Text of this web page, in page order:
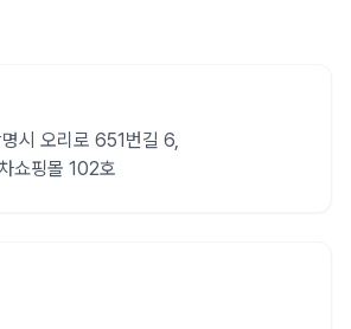
시 오리로 651번길 6,
쇼핑몰 102호